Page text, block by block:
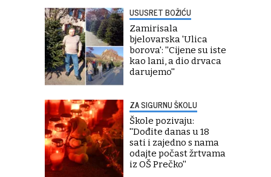
USUSRET BOŽIĆU
Zamirisala
bjelovarska 'Ulica
borova': ''Cijene su iste
kao lani, a dio drvaca
darujemo''
ZA SIGURNU ŠKOLU
Škole pozivaju:
''Dođite danas u 18
sati i zajedno s nama
odajte počast žrtvama
iz OŠ Prečko''